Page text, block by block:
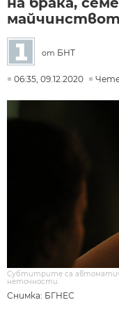
от БНТ
06:35, 09.12.2020 Чете
Снимка: БГНЕС
Субтитрите са
неточности.